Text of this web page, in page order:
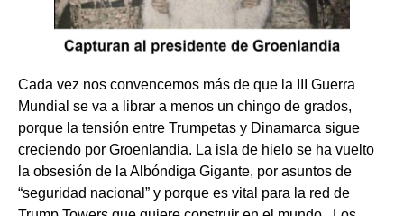
Cada vez nos convencemos más de que la III Guerra
Mundial se va a librar a menos un chingo de grados,
porque la tensión entre Trumpetas y Dinamarca sigue
creciendo por Groenlandia. La isla de hielo se ha vuelto
la obsesión de la Albóndiga Gigante, por asuntos de
“seguridad nacional” y porque es vital para la red de